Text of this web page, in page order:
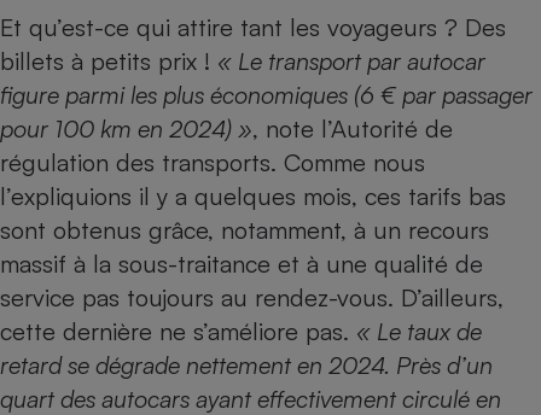
Et qu’est-ce qui attire tant les voyageurs ? Des
billets à petits prix ! « Le transport par autocar
figure parmi les plus économiques (6 € par passager
pour 100 km en 2024) », note l’Autorité de
régulation des transports. Comme nous
l’expliquions il y a quelques mois, ces tarifs bas
sont obtenus grâce, notamment, à un recours
massif à la sous-traitance et à une qualité de
service pas toujours au rendez-vous. D’ailleurs,
cette dernière ne s’améliore pas. « Le taux de
retard se dégrade nettement en 2024. Près d’un
quart des autocars ayant effectivement circulé en
Cafetière à expressos
Robot ménager